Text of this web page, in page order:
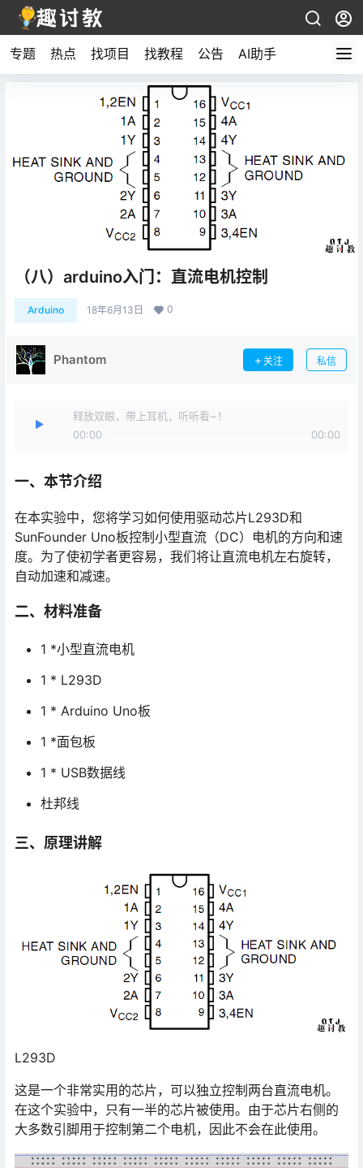
专题 热点 找项目 找教程 公告 AI助手
（八）arduino入门：直流电机控制
Arduino 18年6月13日 0
Phantom 关注 私信
释放双眼，带上耳机，听听看~！
00:00
00:00
一、本节介绍
在本实验中，您将学习如何使用驱动芯片L293D和
SunFounder Uno板控制小型直流（DC）电机的方向和速
度。为了使初学者更容易，我们将让直流电机左右旋转，
自动加速和减速。
二、材料准备
1 *小型直流电机
1 * L293D
1 * Arduino Uno板
1 *面包板
1 * USB数据线
杜邦线
三、原理讲解
L293D
这是一个非常实用的芯片，可以独立控制两台直流电机。
在这个实验中，只有一半的芯片被使用。由于芯片右侧的
大多数引脚用于控制第二个电机，因此不会在此使用。